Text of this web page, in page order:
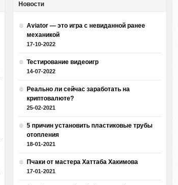
Новости
Aviator — это игра с невиданной ранее
механикой
17-10-2022
Тестирование видеоигр
14-07-2022
Реально ли сейчас заработать на
криптовалюте?
25-02-2021
5 причин установить пластиковые трубы
отопления
18-01-2021
Пчаки от мастера Хаттаба Хакимова
17-01-2021